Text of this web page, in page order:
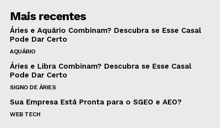
Mais recentes
Áries e Aquário Combinam? Descubra se Esse Casal
Pode Dar Certo
AQUÁRIO
Áries e Libra Combinam? Descubra se Esse Casal
Pode Dar Certo
SIGNO DE ÁRIES
Sua Empresa Está Pronta para o SGEO e AEO?
WEB TECH